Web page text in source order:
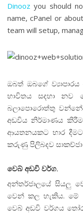
Dinooz you should
name, cPanel or
team will setup,
ඔබත් ඔබගේ
භාවිතය සදහා නව
බලාපොරොත්තු
අඩවිය නිර්මාණය
ආයතනයකට භාර
කරුණු පිලිබදව
වෙබ් අඩවි වර්ග.
අන්තර්ජාලයේ සියලු
වෙන් කල හැකිය. මේ
වෙබ් අඩවි වර්ගය